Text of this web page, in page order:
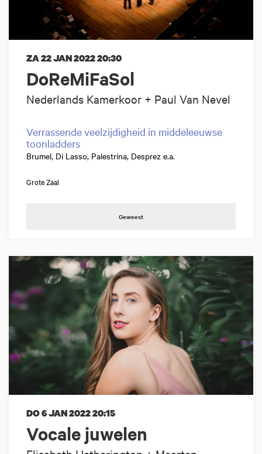
DoReMiFaSol
Nederlands Kamerkoor + Paul Van Nevel
ZA 22 JAN 202220:30
Verrassende veelzijdigheid in middeleeuwse
toonladders
Brumel, Di Lasso, Palestrina, Desprez e.a.
Grote Zaal
Geweest
Vocale juwelen
DO 6 JAN 202220:15